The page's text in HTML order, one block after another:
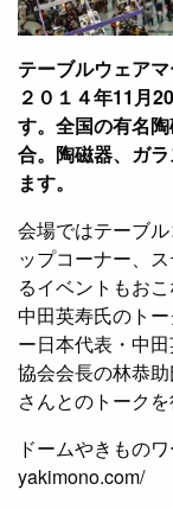
テーブルウェア
２０１４年11月
す。 全国の有名
合。陶磁器、ガ
ます。
会場ではテーブ
ップコーナー、
るイベントもおこ
中田英寿氏のト
ー日本代表・中
協会会長の林恭
さんとのトークを
ドームやきもの
yakimono.com/